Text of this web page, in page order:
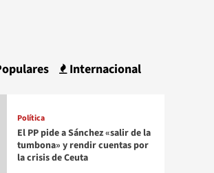
Internacional
Política
El PP pide a Sánchez «salir de la
tumbona» y rendir cuentas por
la crisis de Ceuta